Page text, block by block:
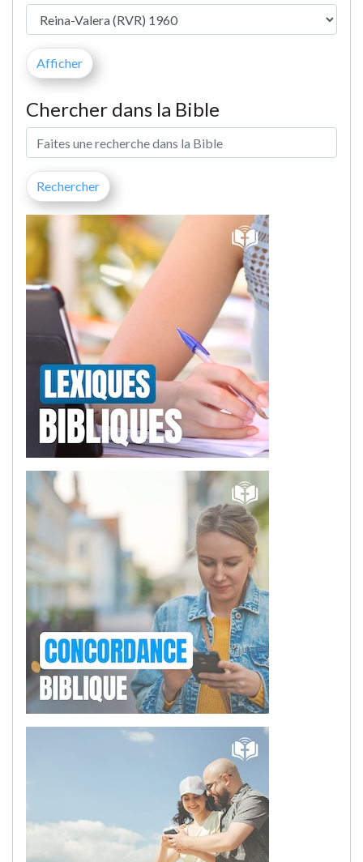
Chercher dans la Bible